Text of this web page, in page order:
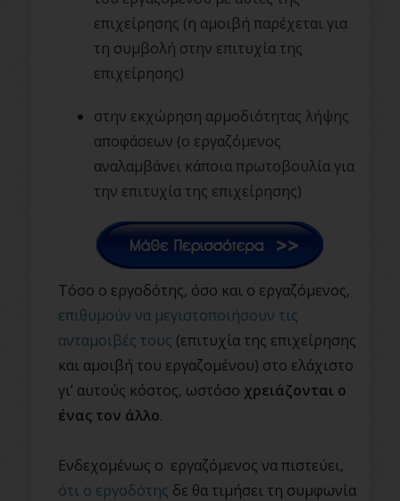
επιχείρησης (η αμοιβή παρέχεται για
τη συμβολή στην επιτυχία της
επιχείρησης)
στην εκχώρηση αρμοδιότητας λήψης
αποφάσεων (ο εργαζόμενος
αναλαμβάνει κάποια πρωτοβουλία για
την επιτυχία της επιχείρησης)
Τόσο ο εργοδότης, όσο και ο εργαζόμενος,
επιθυμούν να μεγιστοποιήσουν τις
ανταμοιβές τους (επιτυχία της επιχείρησης
και αμοιβή του εργαζομένου) στο ελάχιστο
γι’ αυτούς κόστος, ωστόσο χρειάζονται ο
ένας τον άλλο.
Ενδεχομένως ο εργαζόμενος να πιστεύει,
ότι ο εργοδότης δε θα τιμήσει τη συμφωνία